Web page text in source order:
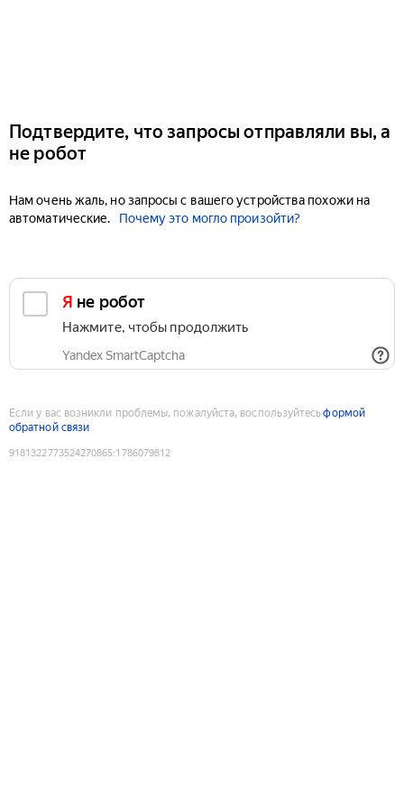
Подтвердите, что запросы отправляли вы, а
не робот
Нам очень жаль, но запросы с вашего устройства похожи на
автоматические.
Почему это могло произойти?
Я не робот
Нажмите, чтобы продолжить
Yandex SmartCaptcha
Если у вас возникли проблемы, пожалуйста, воспользуйтесьформой
обратной связи
9181322773524270865:1786079812